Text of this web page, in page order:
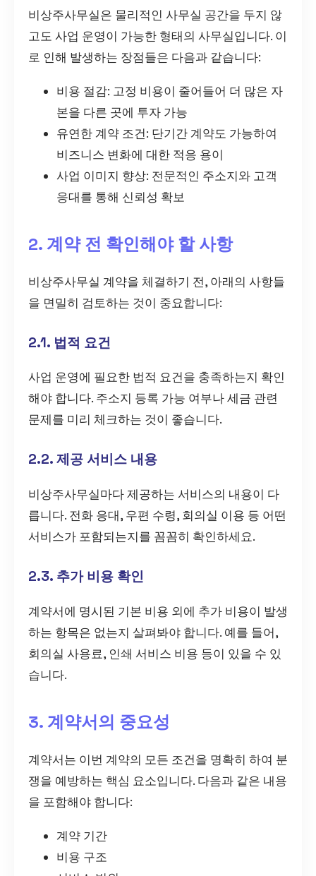
비상주사무실은 물리적인 사무실 공간을 두지 않
고도 사업 운영이 가능한 형태의 사무실입니다. 이
로 인해 발생하는 장점들은 다음과 같습니다:
비용 절감: 고정 비용이 줄어들어 더 많은 자
본을 다른 곳에 투자 가능
유연한 계약 조건: 단기간 계약도 가능하여
비즈니스 변화에 대한 적응 용이
사업 이미지 향상: 전문적인 주소지와 고객
응대를 통해 신뢰성 확보
2. 계약 전 확인해야 할 사항
비상주사무실 계약을 체결하기 전, 아래의 사항들
을 면밀히 검토하는 것이 중요합니다:
2.1. 법적 요건
사업 운영에 필요한 법적 요건을 충족하는지 확인
해야 합니다. 주소지 등록 가능 여부나 세금 관련
문제를 미리 체크하는 것이 좋습니다.
2.2. 제공 서비스 내용
비상주사무실마다 제공하는 서비스의 내용이 다
릅니다. 전화 응대, 우편 수령, 회의실 이용 등 어떤
서비스가 포함되는지를 꼼꼼히 확인하세요.
2.3. 추가 비용 확인
계약서에 명시된 기본 비용 외에 추가 비용이 발생
하는 항목은 없는지 살펴봐야 합니다. 예를 들어,
회의실 사용료, 인쇄 서비스 비용 등이 있을 수 있
습니다.
3. 계약서의 중요성
계약서는 이번 계약의 모든 조건을 명확히 하여 분
쟁을 예방하는 핵심 요소입니다. 다음과 같은 내용
을 포함해야 합니다:
계약 기간
비용 구조